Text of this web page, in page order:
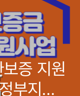
증 지원
부지원